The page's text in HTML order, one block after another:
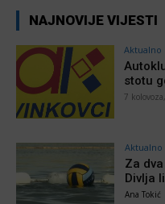
NAJNOVIJE VIJESTI
Aktualno
stotu
7
Aktualno
Za
Divlja
Ana Tokić